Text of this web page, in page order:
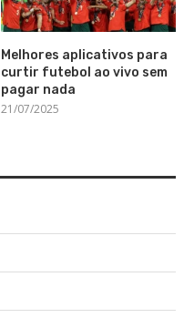
Melhores aplicativos para
curtir futebol ao vivo sem
pagar nada
21/07/2025